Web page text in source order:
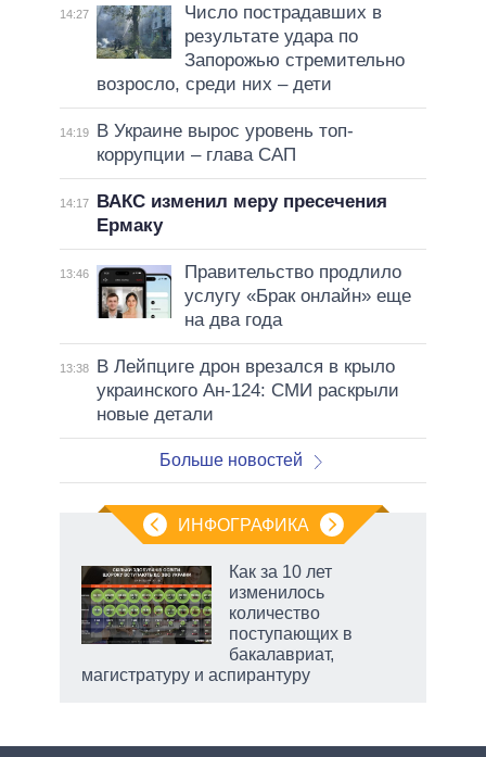
14:27
Число пострадавших в
результате удара по
Запорожью стремительно
возросло, среди них – дети
14:19
В Украине вырос уровень топ-
коррупции – глава САП
14:17
ВАКС изменил меру пресечения
Ермаку
13:46
Правительство продлило
услугу «Брак онлайн» еще
на два года
13:38
В Лейпциге дрон врезался в крыло
украинского Ан-124: СМИ раскрыли
новые детали
Больше новостей
ИНФОГРАФИКА
Как за 10 лет
изменилось
количество
поступающих в
бакалавриат,
магистратуру и аспирантуру